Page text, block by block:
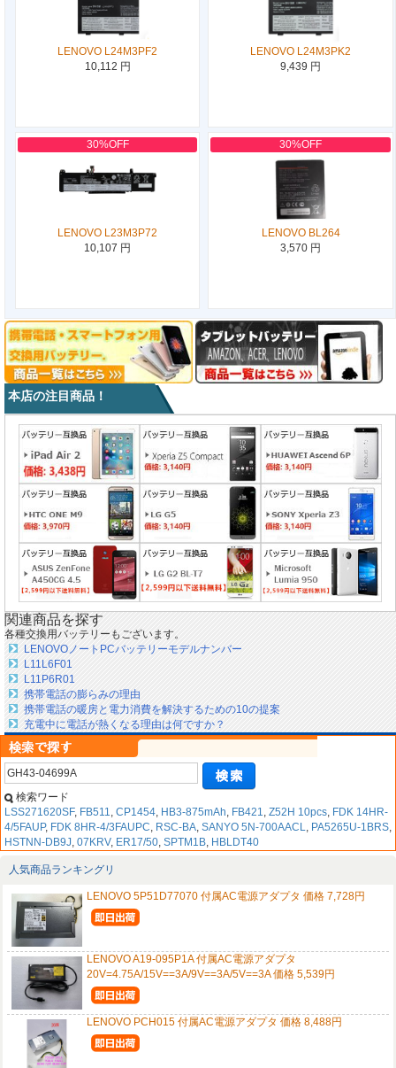
LENOVO L24M3PF2
10,112 円
LENOVO L24M3PK2
9,439 円
30%OFF
LENOVO L23M3P72
10,107 円
30%OFF
LENOVO BL264
3,570 円
本店の注目商品！
関連商品を探す
各種交換用バッテリーもございます。
LENOVOノートPCバッテリーモデルナンバー
L11L6F01
L11P6R01
携帯電話の膨らみの理由
携帯電話の暖房と電力消費を解決するための10の提案
充電中に電話が熱くなる理由は何ですか？
検索ワード
LSS271620SF, FB511, CP1454, HB3-875mAh, FB421, Z52H 10pcs, FDK 14HR-
4/5FAUP, FDK 8HR-4/3FAUPC, RSC-BA, SANYO 5N-700AACL, PA5265U-1BRS,
HSTNN-DB9J, 07KRV, ER17/50, SPTM1B, HBLDT40
人気商品ランキングリ
LENOVO 5P51D77070 付属AC電源アダプタ 価格 7,728円
LENOVO A19-095P1A 付属AC電源アダプタ
20V=4.75A/15V==3A/9V==3A/5V==3A 価格 5,539円
LENOVO PCH015 付属AC電源アダプタ 価格 8,488円